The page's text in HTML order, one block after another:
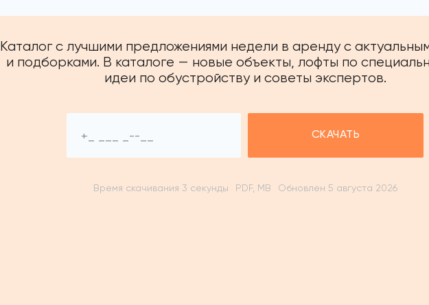
Каталог с лучшими предложениями недели в аренду с
и подборками. В каталоге — новые объекты, лофты по
идеи по обустройству и советы экспертов.
СКАЧАТЬ
Время скачивания 3 секунды PDF, MB Обновлен 5 августа 2026